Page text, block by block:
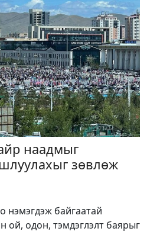
наадмыг
зөвлөж
нэмэгдэж байгаатай
ой, одон, тэмдэглэлт баярыг